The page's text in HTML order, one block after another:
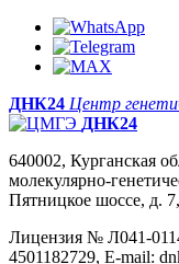
ДНК24 Центр
ДНК24
640002, Курганская
молекулярно-
Пятницкое шоссе, д.
Лицензия № Л041-
4501182729, E-mail: